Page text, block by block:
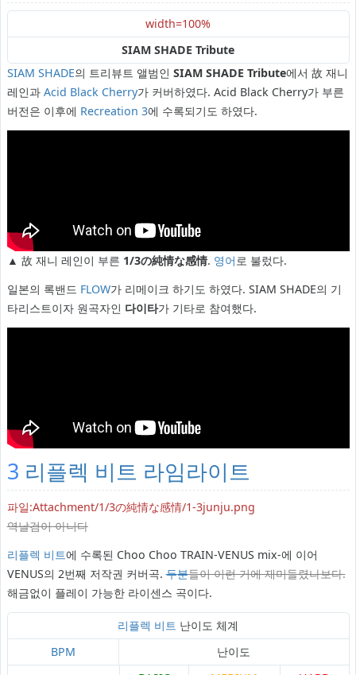
width=100%
SIAM SHADE Tribute
SIAM SHADE의 트리뷰트 앨범인 SIAM SHADE Tribute에서 故 재니
레인과 Acid Black Cherry가 커버하였다. Acid Black Cherry가 부른
버전은 이후에 Recreation 3에 수록되기도 하였다.
▲ 故 재니 레인이 부른 1/3の純情な感情. 영어 로 불렀다.
일본의 록밴드 FLOW가 리메이크 하기도 하였다. SIAM SHADE의 기
타리스트이자 원곡자인 다이타가 기타로 참여했다.
3 리플렉 비트 라임라이트
파일:Attachment/1/3の純情な感情/1-3junju.png
역날검이 아니다
리플렉 비트에 수록된 Choo Choo TRAIN-VENUS mix-에 이어
VENUS의 2번째 저작권 커버곡.두분들이 이런 거에 재미들렸나보다.
해금없이 플레이 가능한 라이센스 곡이다.
리플렉 비트 난이도 체계
BPM
난이도